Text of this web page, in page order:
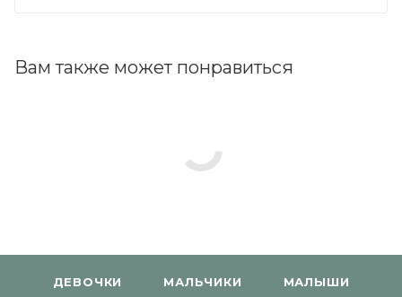
Вам также может понравиться
ДЕВОЧКИ МАЛЬЧИКИ МАЛЫШИ